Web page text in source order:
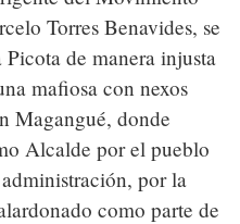
Torres Benavides, se
de manera injusta
mafiosa con nexos
Magangué, donde
Alcalde por el pueblo
por la
como parte de